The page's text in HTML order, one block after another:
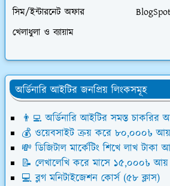
সিম/ইন্টারনেট অফার
খেলাধুলা ও ব্যায়াম
অর্ডিনারি আইটির জনপ্রিয় লিংকসমূহ
👨‍💻 অর্ডিনারি আইটির সমস্ত চাকরির
💰 ওয়েবসাইট ক্রয় করে ৮০,০০০৳ আয়
💸 ডিজিটাল মার্কেটিং শিখে লাখ টাকা
📝 লেখালেখি করে মাসে ১৫,০০০৳ আয়
💻 ব্লগ মনিটাইজেশন কোর্স (৫৮ ক্লাস)